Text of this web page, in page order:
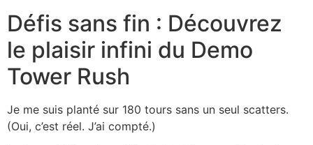
Défis sans fin : Découvrez
le plaisir infini du Demo
Tower Rush
Je me suis planté sur 180 tours sans un seul scatters.
(Oui, c’est réel. J’ai compté.)